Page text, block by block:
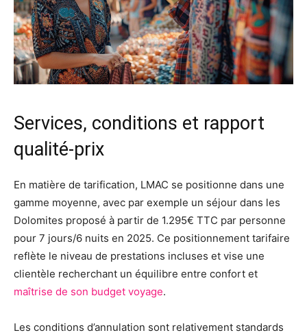
Services, conditions et rapport
qualité-prix
En matière de tarification, LMAC se positionne dans une
gamme moyenne, avec par exemple un séjour dans les
Dolomites proposé à partir de 1.295€ TTC par personne
pour 7 jours/6 nuits en 2025. Ce positionnement tarifaire
reflète le niveau de prestations incluses et vise une
clientèle recherchant un équilibre entre confort et
maîtrise de son budget voyage.
Les conditions d’annulation sont relativement standards